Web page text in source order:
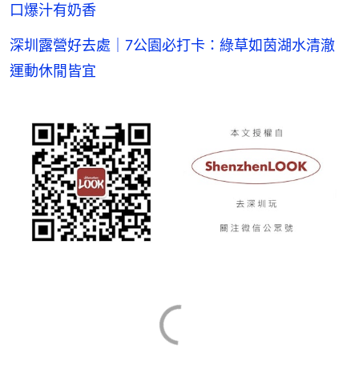
口爆汁有奶香
深圳露營好去處｜7公園必打卡：綠草如茵湖水清澈
運動休閒皆宜